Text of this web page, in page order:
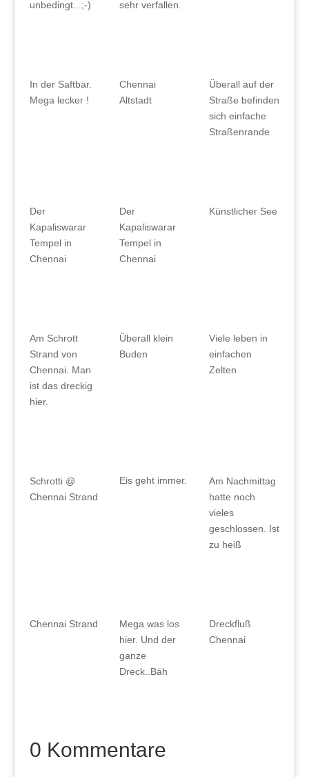
unbedingt...;-) sehr verfallen.
In der Saftbar.
Mega lecker !
Chennai
Altstadt
Überall auf der
Straße befinden
sich einfache
Straßenrande
Der
Kapaliswarar
Tempel in
Chennai
Der
Kapaliswarar
Tempel in
Chennai
Künstlicher See
Am Schrott
Strand von
Chennai. Man
ist das dreckig
hier.
Überall klein
Buden
Viele leben in
einfachen
Zelten
Schrotti @
Chennai Strand
Eis geht immer.
Am Nachmittag
hatte noch
vieles
geschlossen. Ist
zu heiß
Chennai Strand
Mega was los
hier. Und der
ganze
Dreck..Bäh
Dreckfluß
Chennai
0 Kommentare